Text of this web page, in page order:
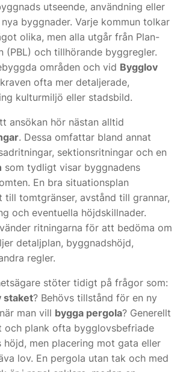
utseende, användning eller
byggnader. Varje kommun tolkar
olika, men alla utgår från Plan-
(PBL) och tillhörande byggregler.
områden och vid Bygglov
ofta mer detaljerade,
kulturmiljö eller stadsbild.
ansökan hör nästan alltid
. Dessa omfattar bland annat
sektionsritningar och en
som tydligt visar byggnadens
En bra situationsplan
till tomtgränser, avstånd till grannar,
och eventuella höjdskillnader.
ritningarna för att bedöma om
detaljplan, byggnadshöjd,
regler.
stöter tidigt på frågor som:
staket? Behövs tillstånd för en ny
man vill bygga pergola? Generellt
och plank ofta bygglovsbefriade
höjd, men placering mot gata eller
lov. En pergola utan tak och med